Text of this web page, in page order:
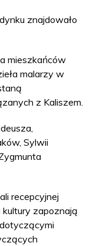
znajdowało
mieszkańców
malarzy w
z Kaliszem.
Sylwii
recepcyjnej
zapoznają